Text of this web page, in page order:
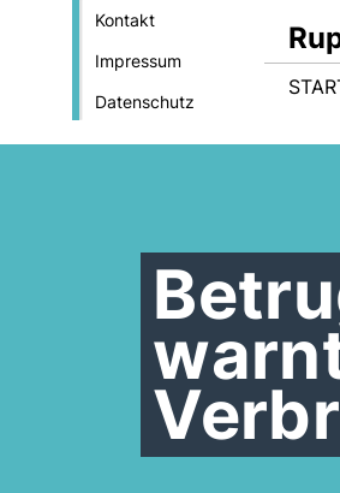
Kontakt
Impressum
Datenschutz